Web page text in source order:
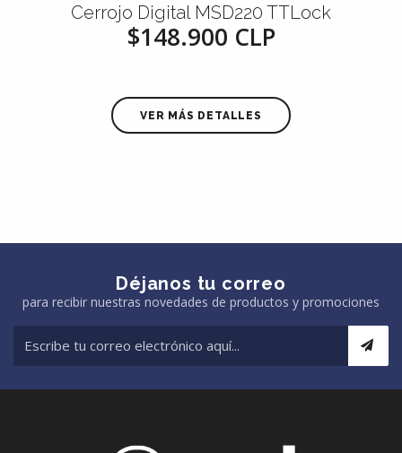
Cerrojo Digital MSD220 TTLock
$148.900 CLP
VER MÁS DETALLES
Déjanos tu correo
para recibir nuestras novedades de productos y promociones